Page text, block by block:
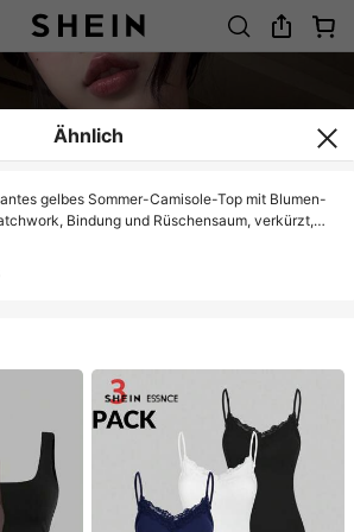
Ähnlich
gelbes Sommer-Camisole-Top mit Blumen-
Bindung und Rüschensaum, verkürzt,
Taillenschnitt, Musikfestival- und Urlaubsstil für